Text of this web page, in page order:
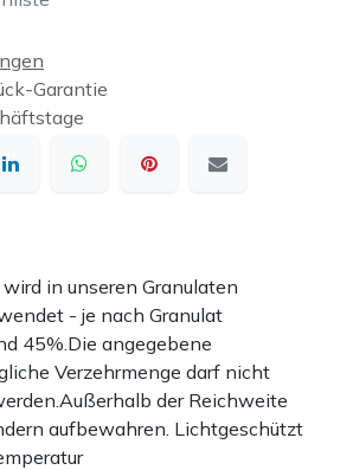
Garantie
in unseren Granulaten
- je nach Granulat
45%.Die angegebene
Verzehrmenge darf nicht
der Reichweite
aufbewahren. Lichtgeschützt